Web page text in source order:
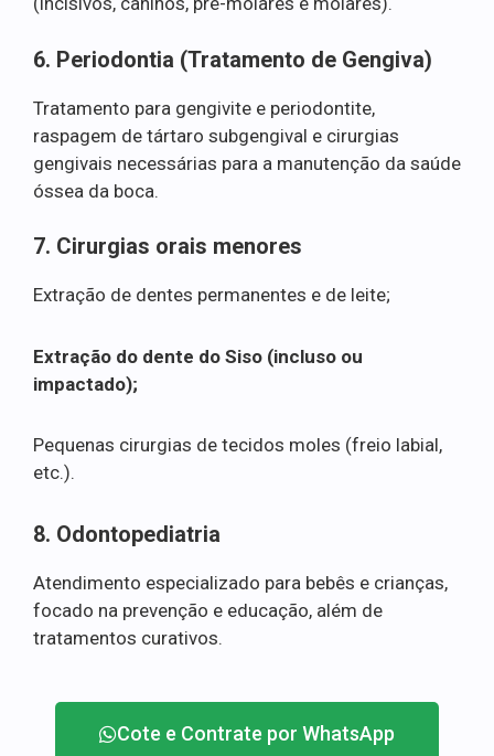
6. Periodontia (Tratamento de Gengiva)
Tratamento para gengivite e periodontite,
raspagem de tártaro subgengival e cirurgias
gengivais necessárias para a manutenção da saúde
óssea da boca.
7. Cirurgias orais menores
Extração de dentes permanentes e de leite;
Extração do dente do Siso (incluso ou
impactado);
Pequenas cirurgias de tecidos moles (freio labial,
etc.).
8. Odontopediatria
Atendimento especializado para bebês e crianças,
focado na prevenção e educação, além de
tratamentos curativos.
Cote e Contrate por WhatsApp